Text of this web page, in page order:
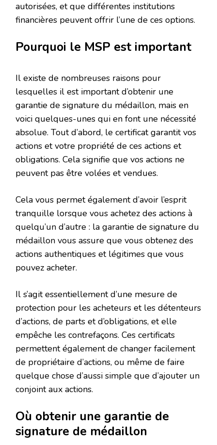
autorisées, et que différentes institutions
financières peuvent offrir l’une de ces options.
Pourquoi le MSP est important
Il existe de nombreuses raisons pour
lesquelles il est important d’obtenir une
garantie de signature du médaillon, mais en
voici quelques-unes qui en font une nécessité
absolue. Tout d’abord, le certificat garantit vos
actions et votre propriété de ces actions et
obligations. Cela signifie que vos actions ne
peuvent pas être volées et vendues.
Cela vous permet également d’avoir l’esprit
tranquille lorsque vous achetez des actions à
quelqu’un d’autre : la garantie de signature du
médaillon vous assure que vous obtenez des
actions authentiques et légitimes que vous
pouvez acheter.
Il s’agit essentiellement d’une mesure de
protection pour les acheteurs et les détenteurs
d’actions, de parts et d’obligations, et elle
empêche les contrefaçons. Ces certificats
permettent également de changer facilement
de propriétaire d’actions, ou même de faire
quelque chose d’aussi simple que d’ajouter un
conjoint aux actions.
Où obtenir une garantie de
signature de médaillon